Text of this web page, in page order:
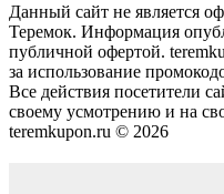
Данный сайт не является
Теремок. Информация
публичной офертой.
за использование
Все действия посетители
своему усмотрению и на
teremkupon.ru © 2026